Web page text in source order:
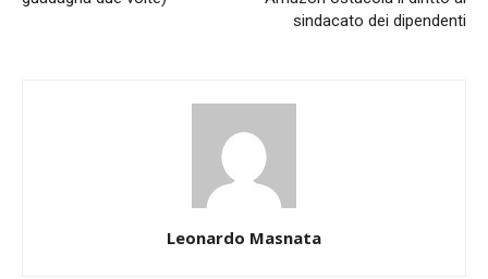
sindacato dei dipendenti
Leonardo Masnata